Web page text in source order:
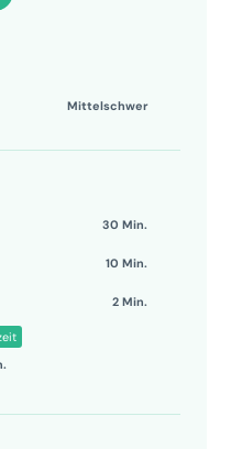
Mittelschwer
30 Min.
10 Min.
2 Min.